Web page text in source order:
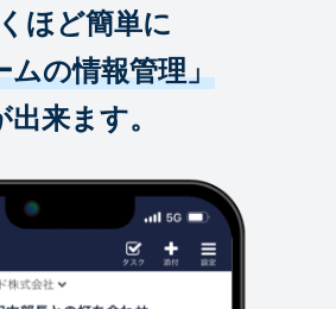
ほど簡単に
ムの情報管理」
出来ます。